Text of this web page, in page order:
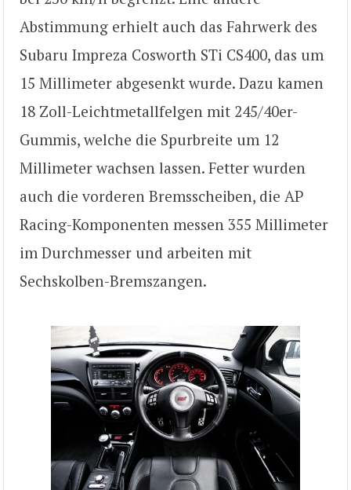
Abstimmung erhielt auch das Fahrwerk des
Subaru Impreza Cosworth STi CS400, das um
15 Millimeter abgesenkt wurde. Dazu kamen
18 Zoll-Leichtmetallfelgen mit 245/40er-
Gummis, welche die Spurbreite um 12
Millimeter wachsen lassen. Fetter wurden
auch die vorderen Bremsscheiben, die AP
Racing-Komponenten messen 355 Millimeter
im Durchmesser und arbeiten mit
Sechskolben-Bremszangen.